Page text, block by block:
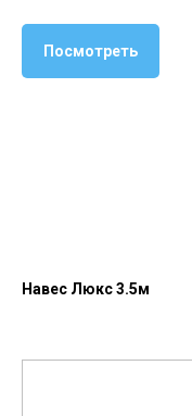
Посмотреть
Навес Люкс 3.5м